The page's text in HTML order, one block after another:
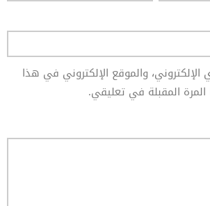
والموقع الإلكتروني في هذا
المقبلة في تعليقي.